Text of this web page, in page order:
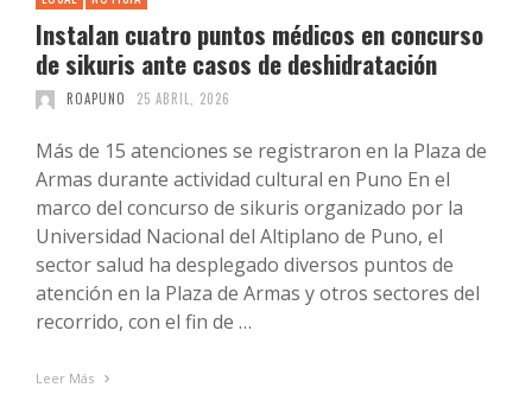
Instalan cuatro puntos médicos en concurso
de sikuris ante casos de deshidratación
ROAPUNO 25 ABRIL, 2026
Más de 15 atenciones se registraron en la Plaza de
Armas durante actividad cultural en Puno En el
marco del concurso de sikuris organizado por la
Universidad Nacional del Altiplano de Puno, el
sector salud ha desplegado diversos puntos de
atención en la Plaza de Armas y otros sectores del
recorrido, con el fin de …
Leer Más